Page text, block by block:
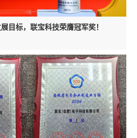
目标，联宝科技荣膺冠军奖！